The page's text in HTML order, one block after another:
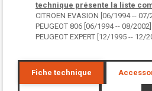
technique présente la liste
CITROEN EVASION [06/1994 --
PEUGEOT 806 [06/1994 -- 08/
PEUGEOT EXPERT [12/1995 -- 12/
Fiche technique